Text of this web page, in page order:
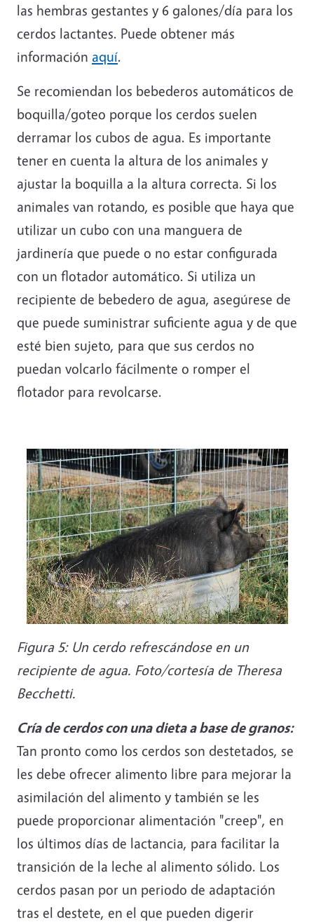
las hembras gestantes y 6 galones/día para los
cerdos lactantes. Puede obtener más
información aquí.
Se recomiendan los bebederos automáticos de
boquilla/goteo porque los cerdos suelen
derramar los cubos de agua. Es importante
tener en cuenta la altura de los animales y
ajustar la boquilla a la altura correcta. Si los
animales van rotando, es posible que haya que
utilizar un cubo con una manguera de
jardinería que puede o no estar configurada
con un flotador automático. Si utiliza un
recipiente de bebedero de agua, asegúrese de
que puede suministrar suficiente agua y de que
esté bien sujeto, para que sus cerdos no
puedan volcarlo fácilmente o romper el
flotador para revolcarse.
Figura 5: Un cerdo refrescándose en un
recipiente de agua. Foto/cortesía de Theresa
Becchetti.
Cría de cerdos con una dieta a base de granos:
Tan pronto como los cerdos son destetados, se
les debe ofrecer alimento libre para mejorar la
asimilación del alimento y también se les
puede proporcionar alimentación "creep", en
los últimos días de lactancia, para facilitar la
transición de la leche al alimento sólido. Los
cerdos pasan por un periodo de adaptación
tras el destete, en el que pueden digerir